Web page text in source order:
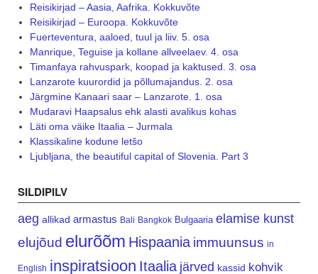
Reisikirjad – Aasia, Aafrika. Kokkuvõte
Reisikirjad – Euroopa. Kokkuvõte
Fuerteventura, aaloed, tuul ja liiv. 5. osa
Manrique, Teguise ja kollane allveelaev. 4. osa
Timanfaya rahvuspark, koopad ja kaktused. 3. osa
Lanzarote kuurordid ja põllumajandus. 2. osa
Järgmine Kanaari saar – Lanzarote. 1. osa
Mudaravi Haapsalus ehk alasti avalikus kohas
Läti oma väike Itaalia – Jurmala
Klassikaline kodune letšo
Ljubljana, the beautiful capital of Slovenia. Part 3
SILDIPILV
aeg allikad armastus Bali Bangkok Bulgaaria elamise kunst
elujõud elurõõm Hispaania immuunsus in
English inspiratsioon Itaalia järved kassid kohvik